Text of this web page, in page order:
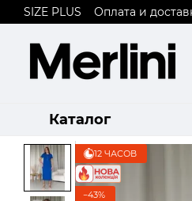
Перейти к основному
SIZE PLUS Оплата и
Пользовательское
Каталог
12 ЧАСОВ
−43%